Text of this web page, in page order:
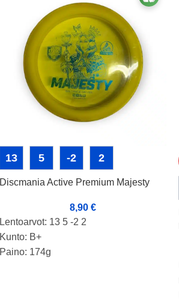
13 5 -2 2
Discmania Active Premium Majesty
8,90 €
Lentoarvot: 13 5 -2 2
Kunto: B+
Paino: 174g